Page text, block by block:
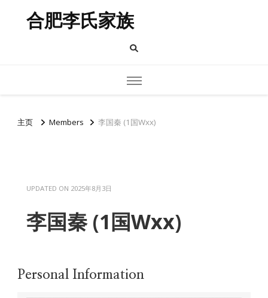
合肥李氏家族
主页 Members 李国秦 (1国Wxx)
UPDATED ON 2025年8月3日
李国秦 (1国Wxx)
Personal Information